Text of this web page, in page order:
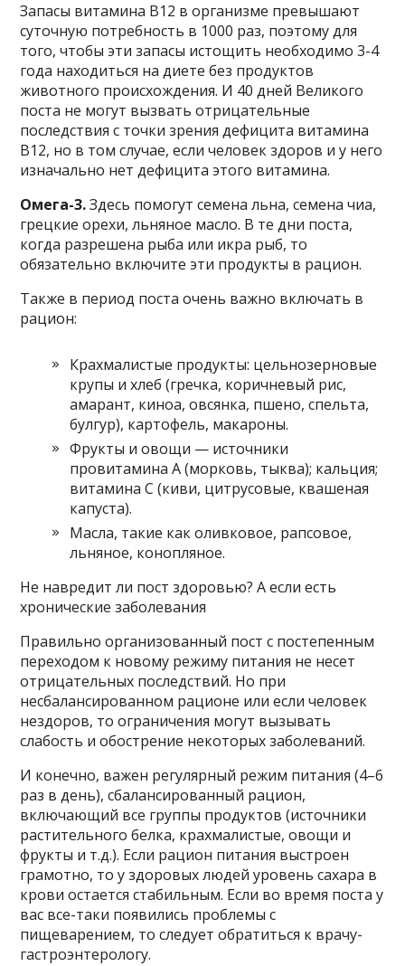
Запасы витамина В12 в организме превышают
суточную потребность в 1000 раз, поэтому для
того, чтобы эти запасы истощить необходимо 3-4
года находиться на диете без продуктов
животного происхождения. И 40 дней Великого
поста не могут вызвать отрицательные
последствия с точки зрения дефицита витамина
В12, но в том случае, если человек здоров и у него
изначально нет дефицита этого витамина.
Омега-3.Здесь помогут семена льна, семена чиа,
грецкие орехи, льняное масло. В те дни поста,
когда разрешена рыба или икра рыб, то
обязательно включите эти продукты в рацион.
Также в период поста очень важно включать в
рацион:
Крахмалистые продукты: цельнозерновые
крупы и хлеб (гречка, коричневый рис,
амарант, киноа, овсянка, пшено, спельта,
булгур), картофель, макароны.
Фрукты и овощи — источники
провитамина А (морковь, тыква); кальция;
витамина С (киви, цитрусовые, квашеная
капуста).
Масла, такие как оливковое, рапсовое,
льняное, конопляное.
Не навредит ли пост здоровью? А если есть
хронические заболевания
Правильно организованный пост с постепенным
переходом к новому режиму питания не несет
отрицательных последствий. Но при
несбалансированном рационе или если человек
нездоров, то ограничения могут вызывать
слабость и обострение некоторых заболеваний.
И конечно, важен регулярный режим питания (4–6
раз в день), сбалансированный рацион,
включающий все группы продуктов (источники
растительного белка, крахмалистые, овощи и
фрукты и т.д.). Если рацион питания выстроен
грамотно, то у здоровых людей уровень сахара в
крови остается стабильным. Если во время поста у
вас все-таки появились проблемы с
пищеварением, то следует обратиться к врачу-
гастроэнтерологу.